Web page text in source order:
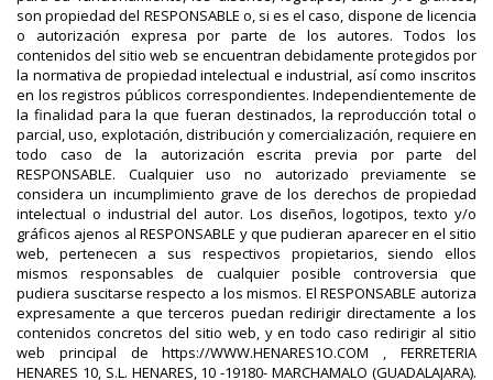
son propiedad del RESPONSABLE o, si es el caso, dispone de licencia
o autorización expresa por parte de los autores. Todos los
contenidos del sitio web se encuentran debidamente protegidos por
la normativa de propiedad intelectual e industrial, así como inscritos
en los registros públicos correspondientes. Independientemente de
la finalidad para la que fueran destinados, la reproducción total o
parcial, uso, explotación, distribución y comercialización, requiere en
todo caso de la autorización escrita previa por parte del
RESPONSABLE. Cualquier uso no autorizado previamente se
considera un incumplimiento grave de los derechos de propiedad
intelectual o industrial del autor. Los diseños, logotipos, texto y/o
gráficos ajenos al RESPONSABLE y que pudieran aparecer en el sitio
web, pertenecen a sus respectivos propietarios, siendo ellos
mismos responsables de cualquier posible controversia que
pudiera suscitarse respecto a los mismos. El RESPONSABLE autoriza
expresamente a que terceros puedan redirigir directamente a los
contenidos concretos del sitio web, y en todo caso redirigir al sitio
web principal de https://WWW.HENARES1O.COM , FERRETERIA
HENARES 10, S.L. HENARES, 10 -19180- MARCHAMALO (GUADALAJARA).